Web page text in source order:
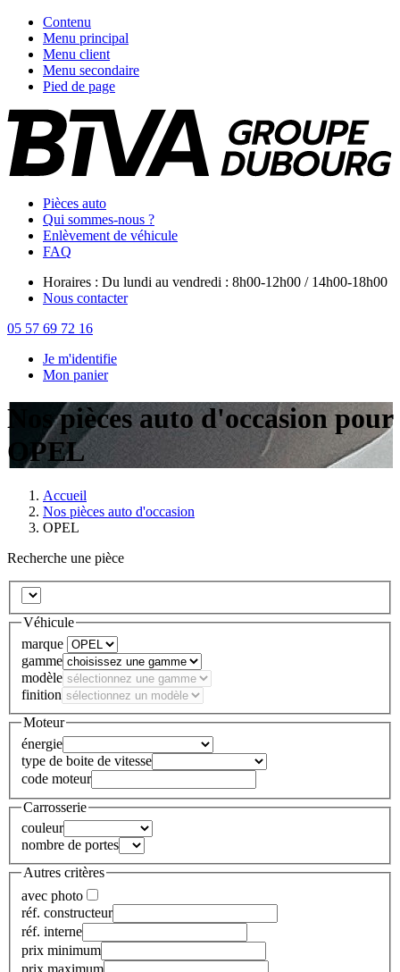
Contenu
Menu principal
Menu client
Menu secondaire
Pied de page
Pièces auto
Qui sommes-nous ?
Enlèvement de véhicule
FAQ
Horaires : Du lundi au vendredi : 8h00-12h00 / 14h00-18h00
Nous contacter
05 57 69 72 16
Je m'identifie
Mon panier
Nos pièces auto d'occasion pour
OPEL
Accueil
Nos pièces auto d'occasion
OPEL
Recherche une pièce
Véhicule
marque
gamme
modèle
finition
Moteur
énergie
type de boite de vitesse
code moteur
Carrosserie
couleur
nombre de portes
Autres critères
avec photo
réf. constructeur
réf. interne
prix minimum
prix maximum